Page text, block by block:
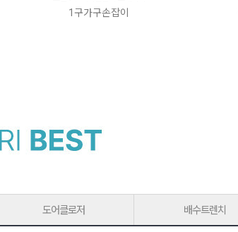
1구가구손잡이
도어클로저 배수트렌치